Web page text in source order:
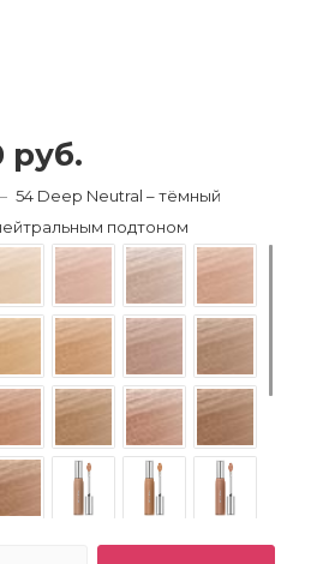
руб.
54 Deep Neutral – тёмный
подтоном